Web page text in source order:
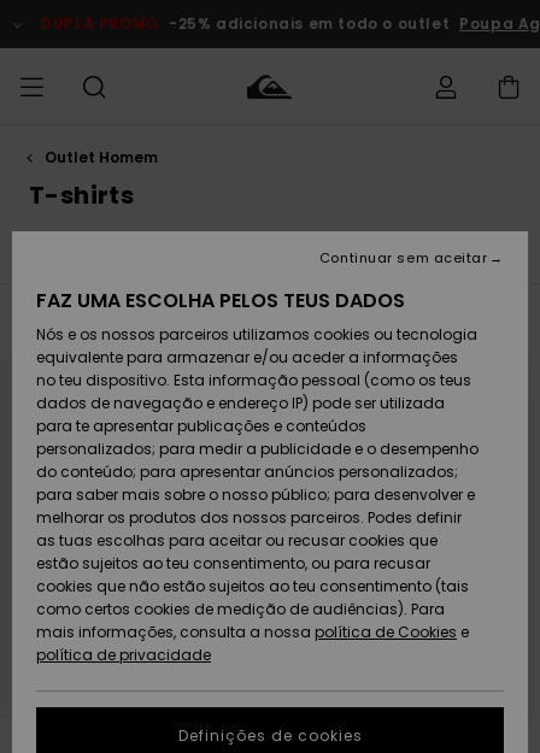
da
produtos
PROMO -25% adicionais em todo o outlet Poupa Agora
HOMEM
Calçado e
chinelos
Surfe/água
Snow
Artigos
recém-
chegados
Coleções
MENINO
Calçado e
chinelos
Surfe/água
Neve
Artigos
recém-
chegados
Highlights
MULHER
chegados
Highlights
Snow
SURF
Crianças
Highlights
Community
SNOW
Artigos
Criança
Snow Shop
Feminino
Highlights
Community
DUPLA
PROMO
Criança
Outlet
Mulher
AJUDA
Devoluções
Pagamento
Cartão
presente
Quiksilver
Freedom
Protecção de
dados
Guia de
tamanhos
SUSTAINABILITY
Outlet Homem
T-shirts
Jaquetas e Casacos
Avançar
procurar
critérios
filtragem
Avançar
ordenar
3
FAZ UMA ESCOLHA PELOS TEUS DADOS
Nós e os nossos parceiros utilizamos cookies ou tecnologia
equivalente para armazenar e/ou aceder a informações
no teu dispositivo. Esta informação pessoal (como os teus
dados de navegação e endereço IP) pode ser utilizada
para te apresentar publicações e conteúdos
personalizados; para medir a publicidade e o desempenho
do conteúdo; para apresentar anúncios personalizados;
para saber mais sobre o nosso público; para desenvolver e
melhorar os produtos dos nossos parceiros. Podes definir
as tuas escolhas para aceitar ou recusar cookies que
estão sujeitos ao teu consentimento, ou para recusar
cookies que não estão sujeitos ao teu consentimento (tais
como certos cookies de medição de audiências). Para
mais informações, consulta a nossa política de Cookies e
política de privacidade
Definições de cookies
Continuar sem aceitar